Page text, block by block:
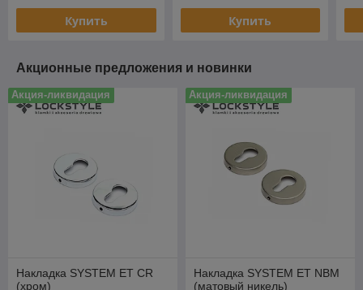
Купить Купить
Акционные предложения и новинки
Акция-ликвидация
Накладка SYSTEM ET CR
(хром)
Акция-ликвидация
Накладка SYSTEM ET NBM
(матовый никель)